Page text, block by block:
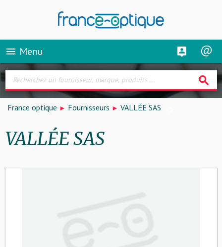
menu Menu
search
France optique Fournisseurs VALLÉE SAS
VALLÉE SAS